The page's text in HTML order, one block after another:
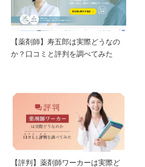
【薬剤師】寿五郎は実際どうなの
か？口コミと評判を調べてみた
【評判】薬剤師ワーカーは実際ど